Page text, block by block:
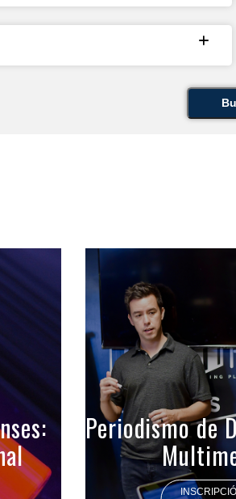
Periodismo de